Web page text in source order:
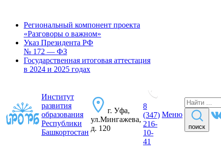
Региональный компонент проекта
«Разговоры о важном»
Указ Президента РФ
№ 172 — ФЗ
Государственная итоговая аттестация
в 2024 и 2025 годах
Институт
развития
образования
Республики
Башкортостан
г. Уфа,
ул.Мингажева,
д. 120
8
(347)
216-
10-
41
Меню
поиск